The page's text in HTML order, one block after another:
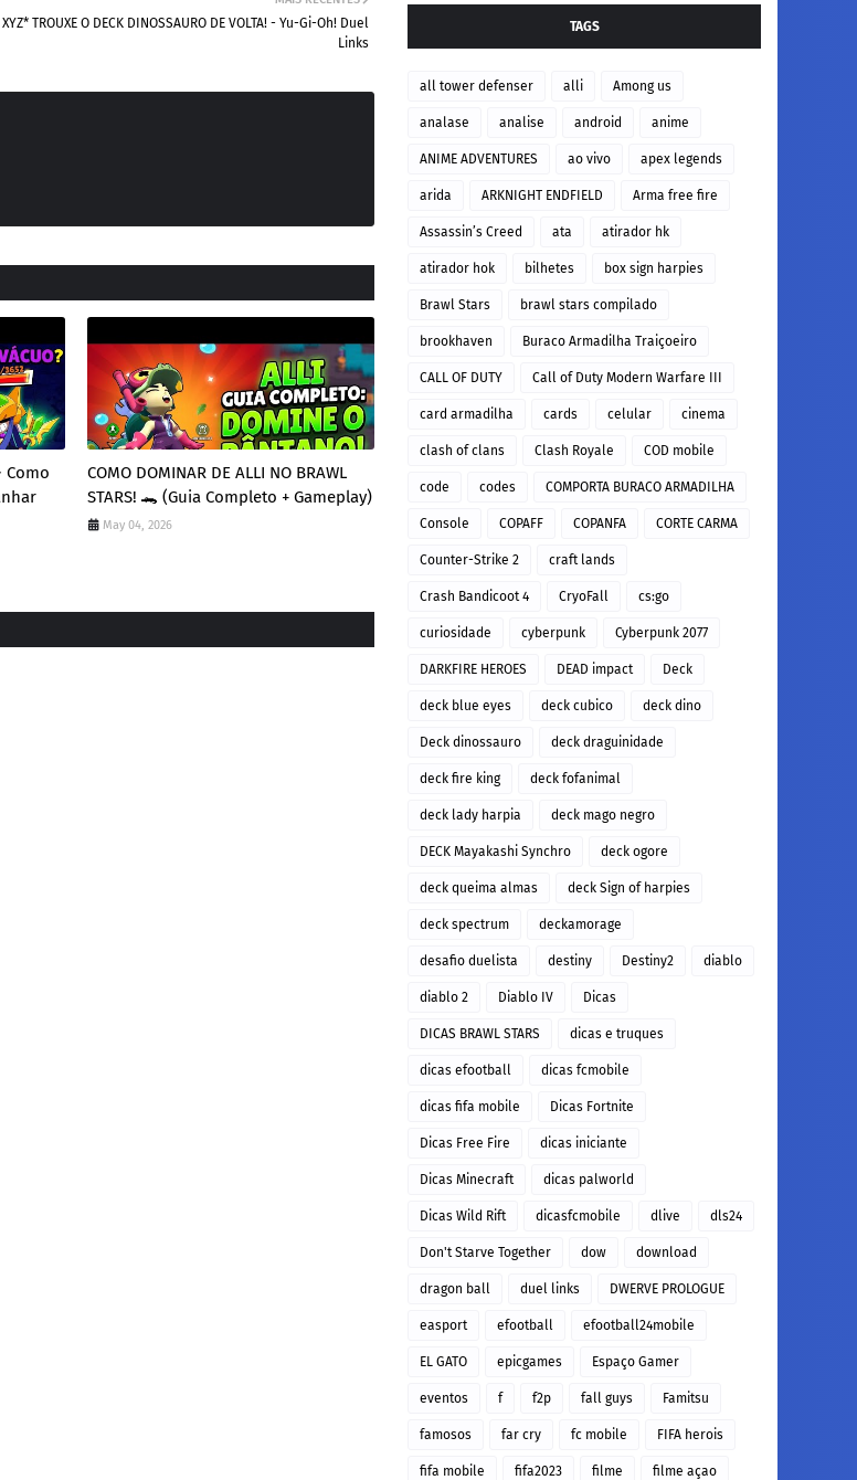
TROUXE O DECK DINOSSAURO DE VOLTA! - Yu-Gi-Oh! Duel
Links
Como
COMO DOMINAR DE ALLI NO BRAWL
STARS! 🐊 (Guia Completo + Gameplay)
May 04, 2026
TAGS
all tower defenser alli Among us
analase analise android anime
ANIME ADVENTURES ao vivo apex legends
arida ARKNIGHT ENDFIELD Arma free fire
Assassin’s Creed ata atirador hk
atirador hok bilhetes box sign harpies
Brawl Stars brawl stars compilado
brookhaven Buraco Armadilha Traiçoeiro
CALL OF DUTY Call of Duty Modern Warfare III
card armadilha cards celular cinema
clash of clans Clash Royale COD mobile
code codes COMPORTA BURACO ARMADILHA
Console COPAFF COPANFA CORTE CARMA
Counter-Strike 2 craft lands
Crash Bandicoot 4 CryoFall cs:go
curiosidade cyberpunk Cyberpunk 2077
DARKFIRE HEROES DEAD impact Deck
deck blue eyes deck cubico deck dino
Deck dinossauro deck draguinidade
deck fire king deck fofanimal
deck lady harpia deck mago negro
DECK Mayakashi Synchro deck ogore
deck queima almas deck Sign of harpies
deck spectrum deckamorage
desafio duelista destiny Destiny2 diablo
diablo 2 Diablo IV Dicas
DICAS BRAWL STARS dicas e truques
dicas efootball dicas fcmobile
dicas fifa mobile Dicas Fortnite
Dicas Free Fire dicas iniciante
Dicas Minecraft dicas palworld
Dicas Wild Rift dicasfcmobile dlive dls24
Don't Starve Together dow download
dragon ball duel links DWERVE PROLOGUE
easport efootball efootball24mobile
EL GATO epicgames Espaço Gamer
eventos f f2p fall guys Famitsu
famosos far cry fc mobile FIFA herois
fifa mobile fifa2023 filme filme açao